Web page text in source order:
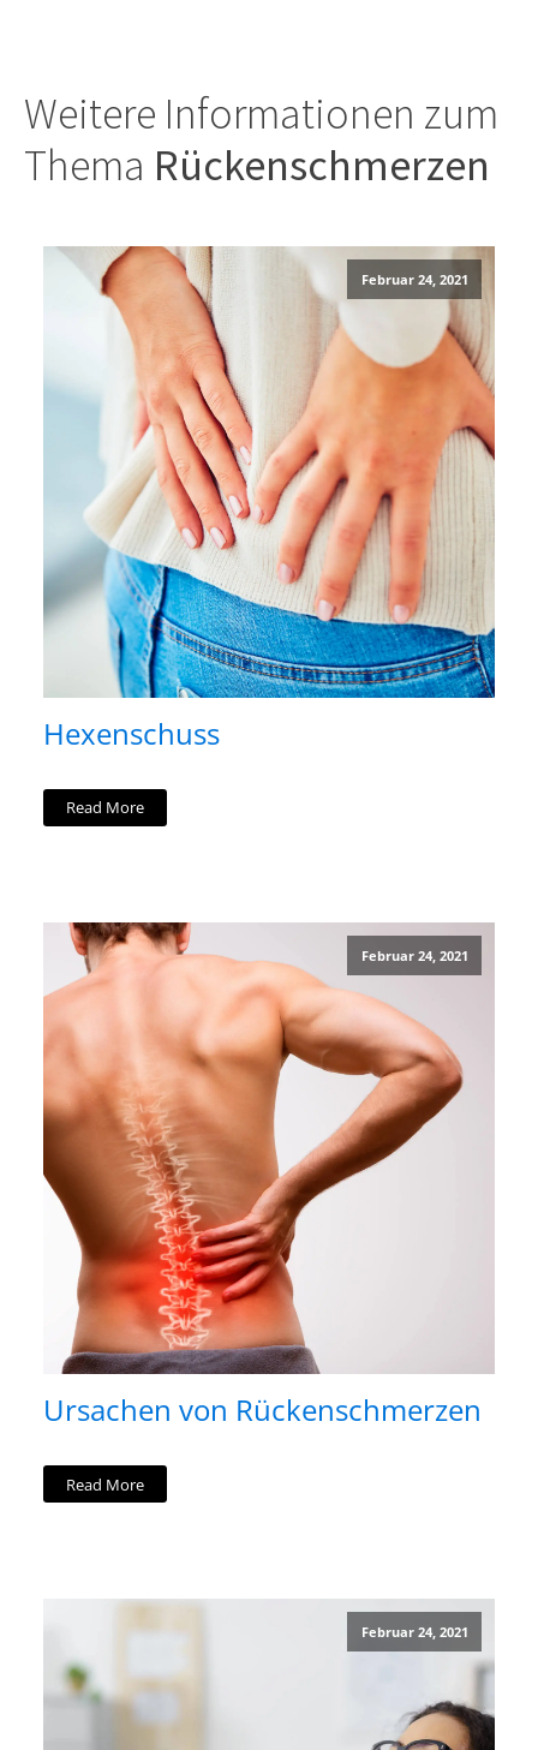
Weitere Informationen zum
Thema Rückenschmerzen
Februar 24, 2021
Hexenschuss
Read More
Februar 24, 2021
Ursachen von Rückenschmerzen
Read More
Februar 24, 2021